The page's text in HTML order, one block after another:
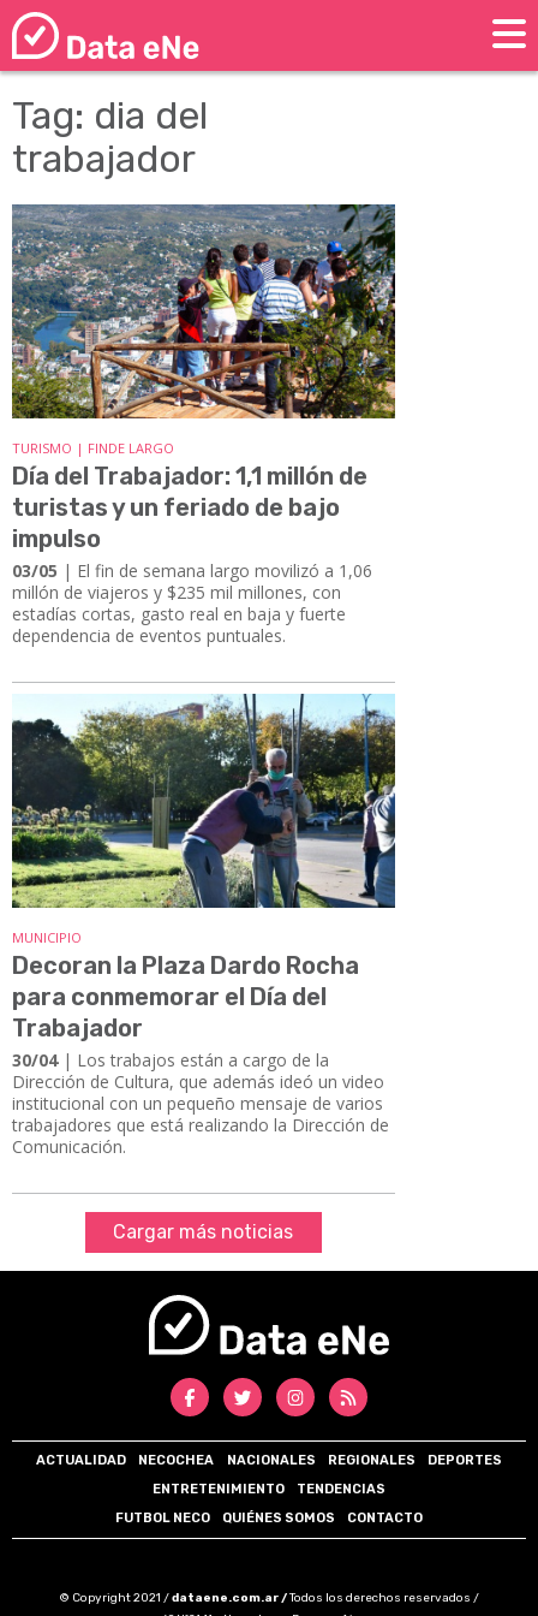
Tag: dia del
trabajador
TURISMO | FINDE LARGO
Día del Trabajador: 1,1 millón de
turistas y un feriado de bajo
impulso
03/05 | El fin de semana largo movilizó a 1,06
millón de viajeros y $235 mil millones, con
estadías cortas, gasto real en baja y fuerte
dependencia de eventos puntuales.
MUNICIPIO
Decoran la Plaza Dardo Rocha
para conmemorar el Día del
Trabajador
30/04| Los trabajos están a cargo de la
Dirección de Cultura, que además ideó un video
institucional con un pequeño mensaje de varios
trabajadores que está realizando la Dirección de
Comunicación.
Cargar más noticias
ACTUALIDAD NECOCHEA NACIONALES REGIONALES
DEPORTES
ENTRETENIMIENTO
TENDENCIAS
FUTBOL NECO
QUIÉNES SOMOS CONTACTO
© Copyright 2021 /dataene.com.ar /Todos los derechos reservados /